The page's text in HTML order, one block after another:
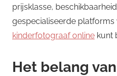
prijsklasse,
gespecialiseerde platforms
kinderfotograaf online kunt
Het belang